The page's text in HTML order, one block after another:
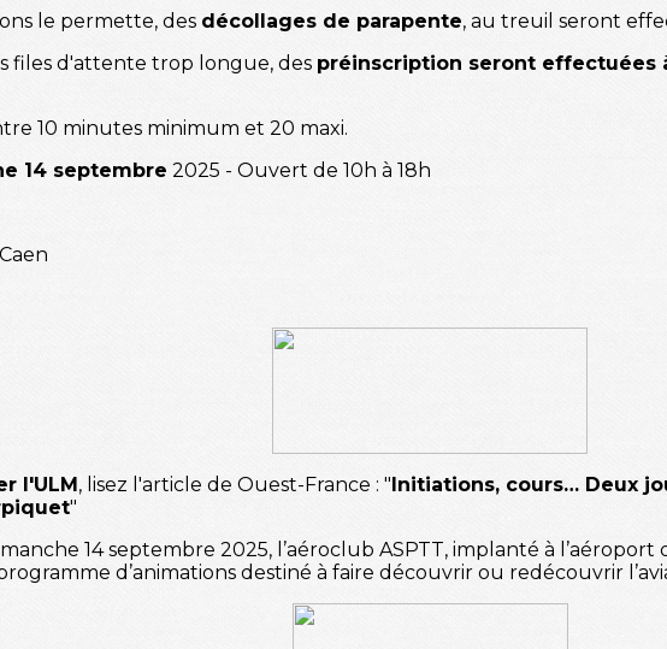
le permette, des décollages de parapente, au treuil seront
files d'attente trop longue, des préinscription seront effectuées
10 minutes minimum et 20 maxi.
14 septembre 2025 - Ouvert de 10h à 18h
l'ULM , lisez l'article de Ouest-France : " Initiations, cours… Deux
"
14 septembre 2025, l’aéroclub ASPTT, implanté à
d’animations destiné à faire découvrir ou redécouvrir